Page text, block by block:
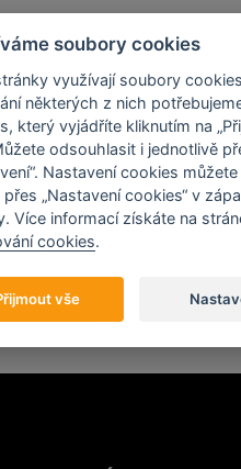
soubory cookies
využívají soubory
některých z nich
který vyjádříte kliknutím na
odsouhlasit i jednotlivě
Nastavení cookies
přes „Nastavení cookies“ v
Více informací získáte na
cookies.
vše